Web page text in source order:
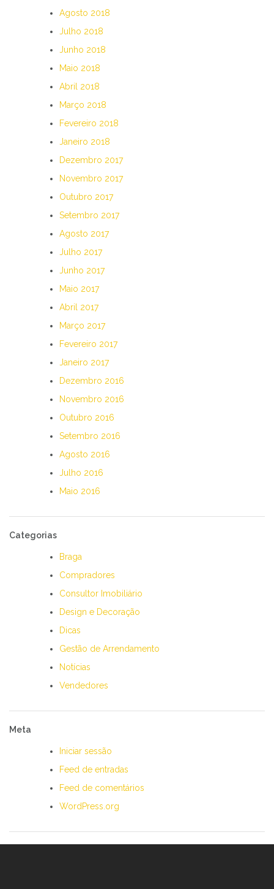
Agosto 2018
Julho 2018
Junho 2018
Maio 2018
Abril 2018
Março 2018
Fevereiro 2018
Janeiro 2018
Dezembro 2017
Novembro 2017
Outubro 2017
Setembro 2017
Agosto 2017
Julho 2017
Junho 2017
Maio 2017
Abril 2017
Março 2017
Fevereiro 2017
Janeiro 2017
Dezembro 2016
Novembro 2016
Outubro 2016
Setembro 2016
Agosto 2016
Julho 2016
Maio 2016
Categorias
Braga
Compradores
Consultor Imobiliário
Design e Decoração
Dicas
Gestão de Arrendamento
Notícias
Vendedores
Meta
Iniciar sessão
Feed de entradas
Feed de comentários
WordPress.org